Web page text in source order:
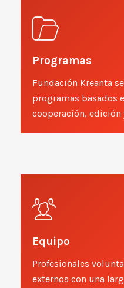
Programas
Fundación Kreanta
programas basados
cooperación, edición
Equipo
Profesionales
externos con una